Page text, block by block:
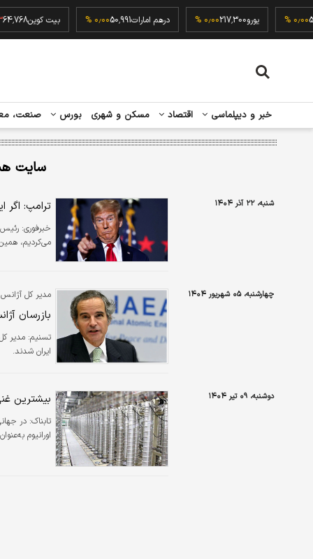
۰٫۰۰ % یورو217,300۰٫۰۰ % درهم امارات50,991۰٫۰۰ % بیت کوین
خبر و دیپلماسی اقتصاد مسکن و شهری بورس صنعت،
سایت
شنبه، ۲۲ آذر ۱۴۰۴ ترامپ: اگر
خبرفوری: رئیس
می‌کردیم،
چهارشنبه، ۰۵ شهریور ۱۴۰۴ مدیر کل آژانس
بازرسان
تسنیم: مدیر
ایران شدند.
دوشنبه، ۰۹ تیر ۱۴۰۴ بیشترین
تابناک: در
اورانیوم